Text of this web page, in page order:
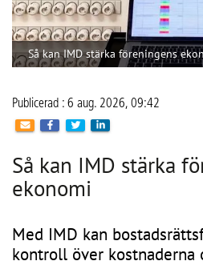
När IMD införs kan föreningen
elabonnemangen i ett
hushåll har ett eget. Det kan
abonnemangskostnaden för
bostadsrättsföreningen innebär
kontroll över energi- och
stärka ekonomin över tid och
fastighetsvärde. Miljöaspekten är
Conny, eftersom föreningen får
arbeta aktivt med att minska sin